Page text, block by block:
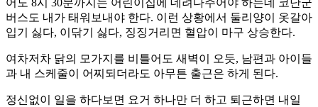
버스도 내가 태워보내야 한다. 이런 상황에서 둘리양이 옷갈아
입기 싫다, 이닦기 싫다, 징징거리면 혈압이 마구 상승한다.
여차저차 닭의 모가지를 비틀어도 새벽이 오듯, 남편과 아이들
과 내 스케줄이 어찌되더라도 아무튼 출근은 하게 된다.
정신없이 일을 하다보면 요거 하나만 더 하고 퇴근하면 내일